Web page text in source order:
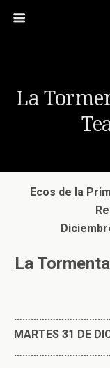
La
Ecos de la
La
MARTES 31 DE